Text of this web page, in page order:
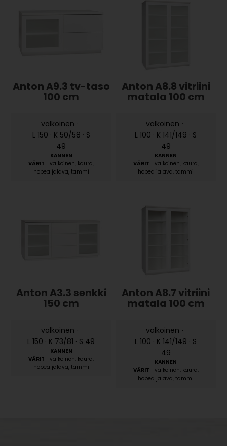
Anton A9.3 tv-taso
100 cm
valkoinen ·
L 150 · K 50/58 · S
49
valkoinen, kaura,
hopea jalava, tammi
Anton A8.8 vitriini
matala 100 cm
valkoinen ·
L 100 · K 141/149 · S
49
valkoinen, kaura,
hopea jalava, tammi
Anton A3.3 senkki
150 cm
valkoinen ·
L 150 · K 73/81 · S 49
valkoinen, kaura,
hopea jalava, tammi
Anton A8.7 vitriini
matala 100 cm
valkoinen ·
L 100 · K 141/149 · S
49
valkoinen, kaura,
hopea jalava, tammi